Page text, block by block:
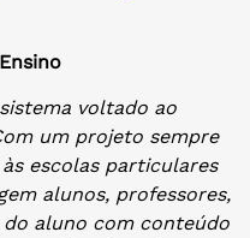
voltado ao
um projeto sempre
escolas particulares
alunos, professores,
aluno com conteúdo